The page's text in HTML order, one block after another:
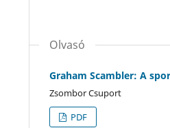
Olvasó
Graham Scambler: A
Zsombor Csuport
PDF